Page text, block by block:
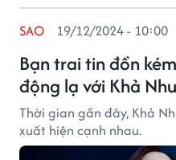
Bạn trai tin đồn
động lạ với Khả
SAO 19/12/2024 - 10:00
Thời gian gần đây, Khả
xuất hiện cạnh nhau.